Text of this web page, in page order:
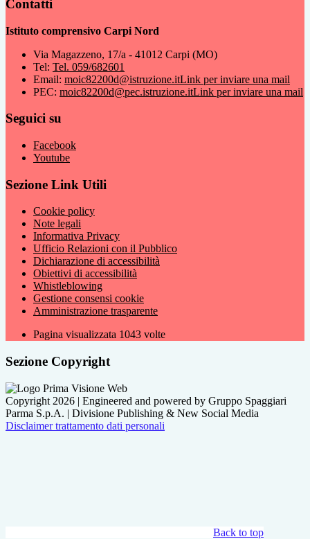
Contatti
Istituto comprensivo Carpi Nord
Via Magazzeno, 17/a - 41012 Carpi (MO)
Tel: Tel. 059/682601
Email: moic82200d@istruzione.itLink per inviare una mail
PEC: moic82200d@pec.istruzione.itLink per inviare una mail
Seguici su
Facebook
Youtube
Sezione Link Utili
Cookie policy
Note legali
Informativa Privacy
Ufficio Relazioni con il Pubblico
Dichiarazione di accessibilità
Obiettivi di accessibilità
Whistleblowing
Gestione consensi cookie
Amministrazione trasparente
Pagina visualizzata 1043 volte
Sezione Copyright
Copyright 2026 | Engineered and powered by Gruppo Spaggiari
Parma S.p.A. | Divisione Publishing & New Social Media
Disclaimer trattamento dati personali
Back to top